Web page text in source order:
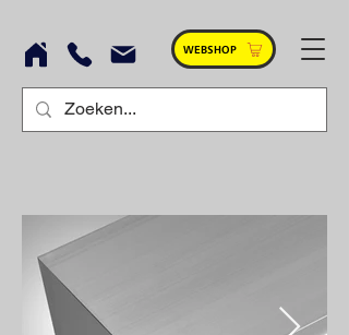
WEBSHOP